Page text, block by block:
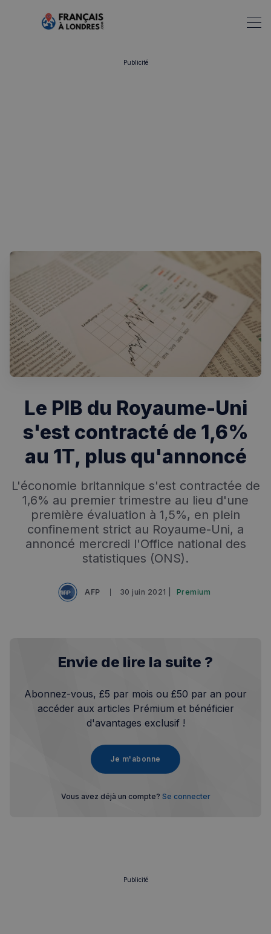
Recherche Chatbot IA
Rechercher dans Français à Londres - Magazine
Annuaire des professionnels
Visites guidées
Événements à venir
Publicité
Le PIB du Royaume-Uni
s'est contracté de 1,6%
au 1T, plus qu'annoncé
L'économie britannique s'est contractée de
1,6% au premier trimestre au lieu d'une
première évaluation à 1,5%, en plein
confinement strict au Royaume-Uni, a
annoncé mercredi l'Office national des
statistiques (ONS).
AFP 30 juin 2021 | Premium
Envie de lire la suite ?
Abonnez-vous, £5 par mois ou £50 par an pour
accéder aux articles Prémium et bénéficier
d'avantages exclusif !
Je m'abonne
Vous avez déjà un compte? Se connecter
Publicité